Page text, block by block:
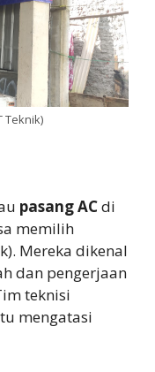
Teknik)
pasang ACdi
memilih
Mereka dikenal
dan pengerjaan
teknisi
mengatasi